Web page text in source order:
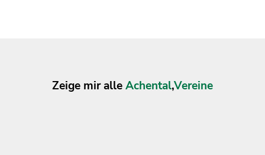
Zeige mir alleAchental,Vereine